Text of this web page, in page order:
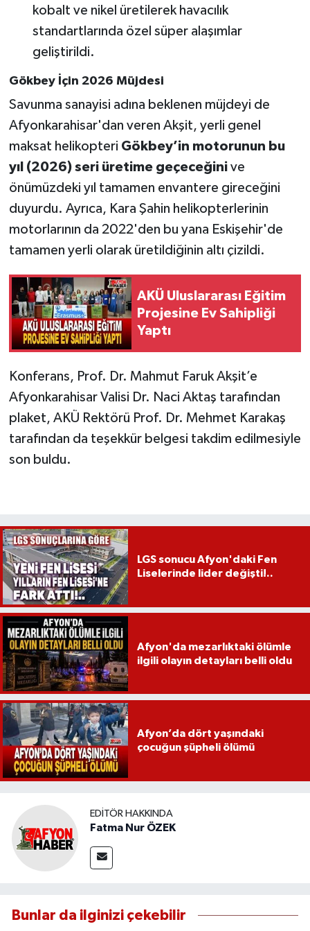
kobalt ve nikel üretilerek havacılık
standartlarında özel süper alaşımlar
geliştirildi.
Gökbey İçin 2026 Müjdesi
Savunma sanayisi adına beklenen müjdeyi de
Afyonkarahisar'dan veren Akşit, yerli genel
maksat helikopteri Gökbey’in motorunun bu
yıl (2026) seri üretime geçeceğinive
önümüzdeki yıl tamamen envantere gireceğini
duyurdu. Ayrıca, Kara Şahin helikopterlerinin
motorlarının da 2022'den bu yana Eskişehir'de
tamamen yerli olarak üretildiğinin altı çizildi.
AKÜ Uluslararası Eğitim
Projesine Ev Sahipliği
Yaptı
Konferans, Prof. Dr. Mahmut Faruk Akşit’e
Afyonkarahisar Valisi Dr. Naci Aktaş tarafından
plaket, AKÜ Rektörü Prof. Dr. Mehmet Karakaş
tarafından da teşekkür belgesi takdim edilmesiyle
son buldu.
LGS sonucu Afyon'daki Fen
Liselerinde lider değişti!..
Afyon'da mezarlıktaki ölümle
ilgili olayın detayları belli oldu
Afyon’da dört yaşındaki
çocuğun şüpheli ölümü
EDITÖR HAKKINDA
Fatma Nur ÖZEK
Bunlar da ilginizi çekebilir